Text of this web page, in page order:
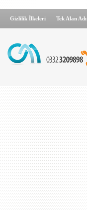
Gizlilik İlkeleri Tek Alan Adı